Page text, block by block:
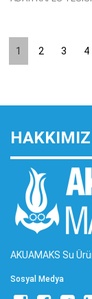
1 2 3 4
AKUAMAKS Su
Sosyal Medya